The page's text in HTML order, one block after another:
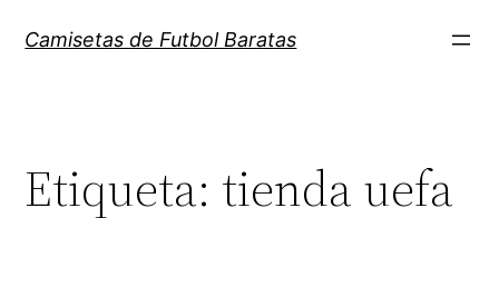
Camisetas de Futbol Baratas
Etiqueta: tienda uefa